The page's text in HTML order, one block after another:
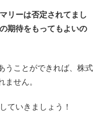
リーは否定されてまし
期待をもってもよいの
うことができれば、株式
ません。
ていきましょう！